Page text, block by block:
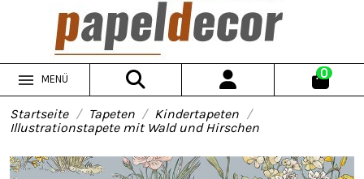
MENÜ 0
Startseite Tapeten
Kindertapeten
Illustrationstapete mit Wald und Hirschen